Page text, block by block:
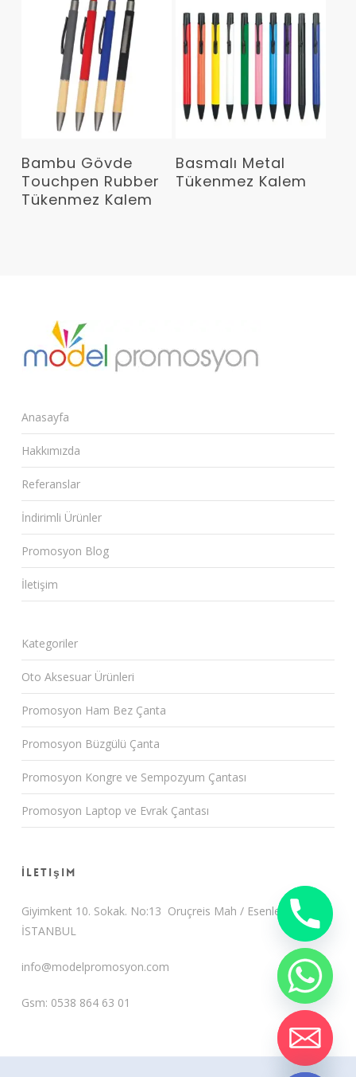
Devamını Oku
Bambu Gövde
Touchpen Rubber
Tükenmez Kalem
Devamını Oku
Basmalı Metal
Tükenmez Kalem
Anasayfa
Hakkımızda
Referanslar
İndirimli Ürünler
Promosyon Blog
İletişim
Kategoriler
Oto Aksesuar Ürünleri
Promosyon Ham Bez Çanta
Promosyon Büzgülü Çanta
Promosyon Kongre ve Sempozyum Çantası
Promosyon Laptop ve Evrak Çantası
İletişim
Giyimkent 10. Sokak. No:13 Oruçreis Mah / Esenler /
İSTANBUL
info@modelpromosyon.com
Gsm: 0538 864 63 01
Hide
chaty